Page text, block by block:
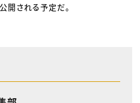
開される予定だ。